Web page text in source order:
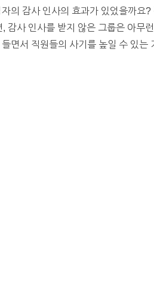
의 감사 인사의 효과가 있었을까요
감사 인사를 받지 않은 그룹은 아무
면서 직원들의 사기를 높일 수 있